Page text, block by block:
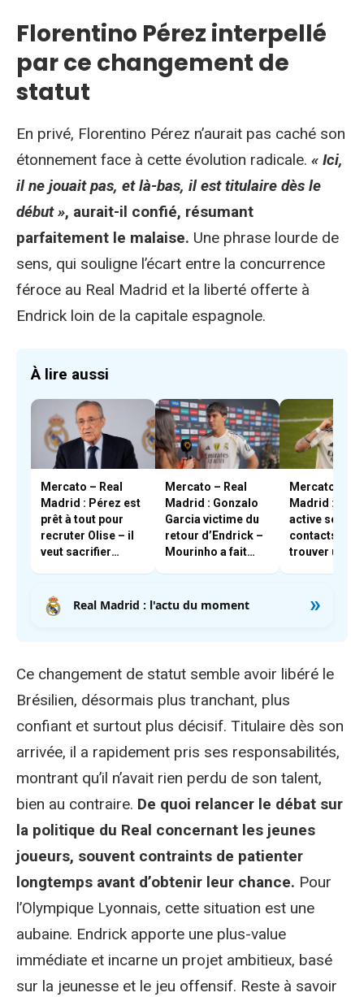
Florentino Pérez interpellé
par ce changement de
statut
En privé, Florentino Pérez n’aurait pas caché son
étonnement face à cette évolution radicale. « Ici,
il ne jouait pas, et là-bas, il est titulaire dès le
début », aurait-il confié, résumant
parfaitement le malaise. Une phrase lourde de
sens, qui souligne l’écart entre la concurrence
féroce au Real Madrid et la liberté offerte à
Endrick loin de la capitale espagnole.
À lire aussi
Mercato – Real
Madrid : Pérez est
prêt à tout pour
recruter Olise – il
veut sacrifier
Mercato – Real
Madrid : Gonzalo
Garcia victime du
retour d’Endrick –
Mourinho a fait
Mercato –
Madrid :
active ses
contacts pour
trouver une
Real Madrid : l'actu du moment »
Ce changement de statut semble avoir libéré le
Brésilien, désormais plus tranchant, plus
confiant et surtout plus décisif. Titulaire dès son
arrivée, il a rapidement pris ses responsabilités,
montrant qu’il n’avait rien perdu de son talent,
bien au contraire. De quoi relancer le débat sur
la politique du Real concernant les jeunes
joueurs, souvent contraints de patienter
longtemps avant d’obtenir leur chance. Pour
l’Olympique Lyonnais, cette situation est une
aubaine. Endrick apporte une plus-value
immédiate et incarne un projet ambitieux, basé
sur la jeunesse et le jeu offensif. Reste à savoir